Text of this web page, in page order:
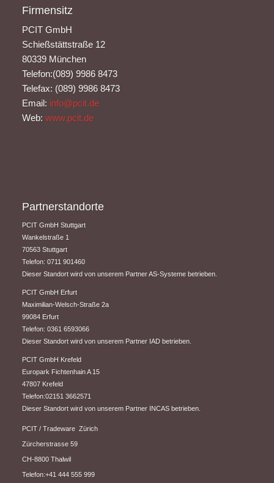
Firmensitz
PCIT GmbH
Schießstättstraße 12
80339 München
Telefon:(089) 9986 8473
Telefax: (089) 9986 8473
Email: info@pcit.de
Web:www.pcit.de
Partnerstandorte
PCIT GmbH Stuttgart
​Wankelstraße 1
70563 Stuttgart
Telefon: 0711 901460
Dieser Standort wird von unserem Partner AS-Systeme betrieben.
PCIT GmbH Erfurt
​Maximilian-Welsch-Straße 2a
99084 Erfurt
Telefon: 0361 6593066
Dieser Standort wird von unserem Partner IAD betrieben.
PCIT GmbH Krefeld
Europark Fichtenhain A 15
47807 Krefeld
Telefon:02151 3662571
Dieser Standort wird von unserem Partner INCAS betrieben.
PCIT / Tradeware Zürich
Zürcherstrasse 59
CH-8800 Thalwil
Telefon:+41 444 555 999